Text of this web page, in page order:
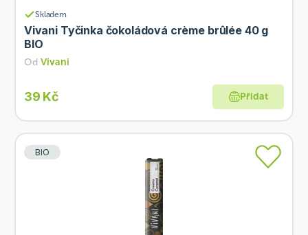
Skladem
Vivani Tyčinka čokoládová crème brûlée 40 g
BIO
Od Vivani
39 Kč Přidat
BIO